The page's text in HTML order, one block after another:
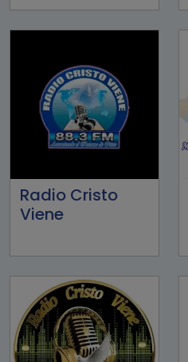
Radio Cristo
Viene